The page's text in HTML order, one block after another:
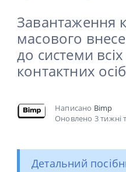
Завантаження
масового
до системи
контактних
Написано Bimp
Оновлено 3 тижні
Детальний